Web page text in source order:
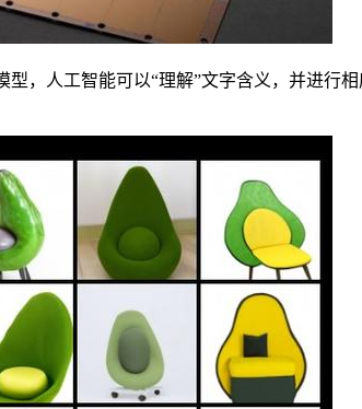
人工智能可以“理解”文字含义，并进行